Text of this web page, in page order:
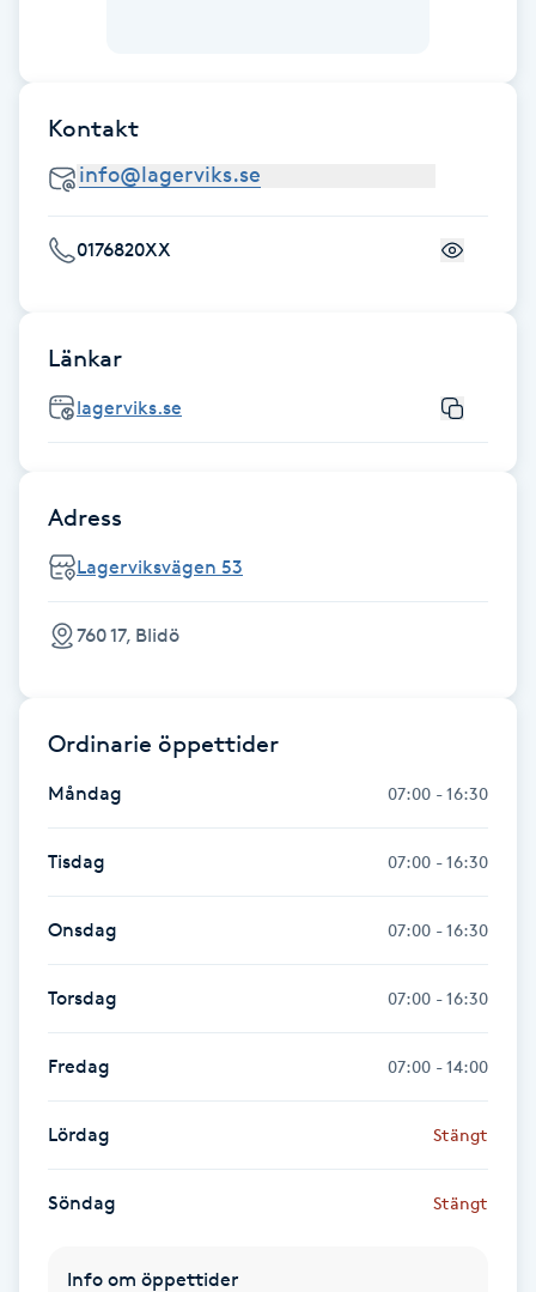
Fotvård
Fransborttagning
Fransförlängning
Fransförlängning Megavolym
Fransk manikyr
Fransrengöring
Frekvensterapi
Friskvårdsmassage
Frisör
Funktionsanalys
Färgning
Föning
Gel naglar
Kontakt
0176820XX
Länkar
lagerviks.se
Adress
Lagerviksvägen 53
760 17, Blidö
Ordinarie öppettider
Måndag 07:00 - 16:30
Tisdag 07:00 - 16:30
Onsdag 07:00 - 16:30
Torsdag 07:00 - 16:30
Fredag 07:00 - 14:00
Lördag Stängt
Söndag Stängt
Info om öppettider